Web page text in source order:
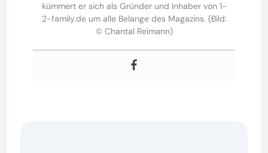
kümmert er sich als Gründer und Inhaber von 1-
2-family.de um alle Belange des Magazins. (Bild:
© Chantal Reimann)